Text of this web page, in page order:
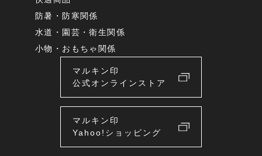
防暑・防寒関係
水道・園芸・衛生関係
小物・おもちゃ関係
マルキン印
公式オンラインストア
マルキン印
Yahoo!ショッピング